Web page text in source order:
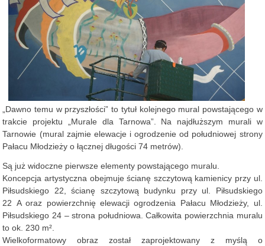
„Dawno temu w przyszłości” to tytuł kolejnego mural powstającego w
trakcie projektu „Murale dla Tarnowa”. Na najdłuższym murali w
Tarnowie (mural zajmie elewacje i ogrodzenie od południowej strony
Pałacu Młodzieży o łącznej długości 74 metrów).
Są już widoczne pierwsze elementy powstającego muralu.
Koncepcja artystyczna obejmuje ścianę szczytową kamienicy przy ul.
Piłsudskiego 22, ścianę szczytową budynku przy ul. Piłsudskiego
22 A oraz powierzchnię elewacji ogrodzenia Pałacu Młodzieży, ul.
Piłsudskiego 24 – strona południowa. Całkowita powierzchnia muralu
to ok. 230 m².
Wielkoformatowy obraz został zaprojektowany z myślą o